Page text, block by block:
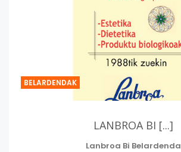
BELARDENDAK
LANBROA BI [...]
Lanbroa Bi Belardenda